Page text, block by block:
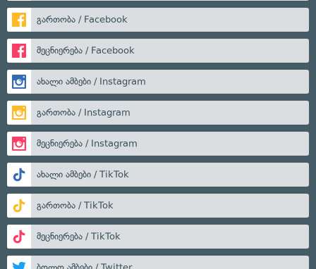
გართობა / Facebook
მეცნიერება / Facebook
ახალი ამბები / Instagram
გართობა / Instagram
მეცნიერება / Instagram
ახალი ამბები / TikTok
გართობა / TikTok
მეცნიერება / TikTok